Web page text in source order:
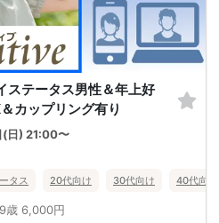
ステータス男性＆年上好
カップリング有り
(日) 21:00〜
タス 20代向け 30代向け 40代向け
歳 6,000円